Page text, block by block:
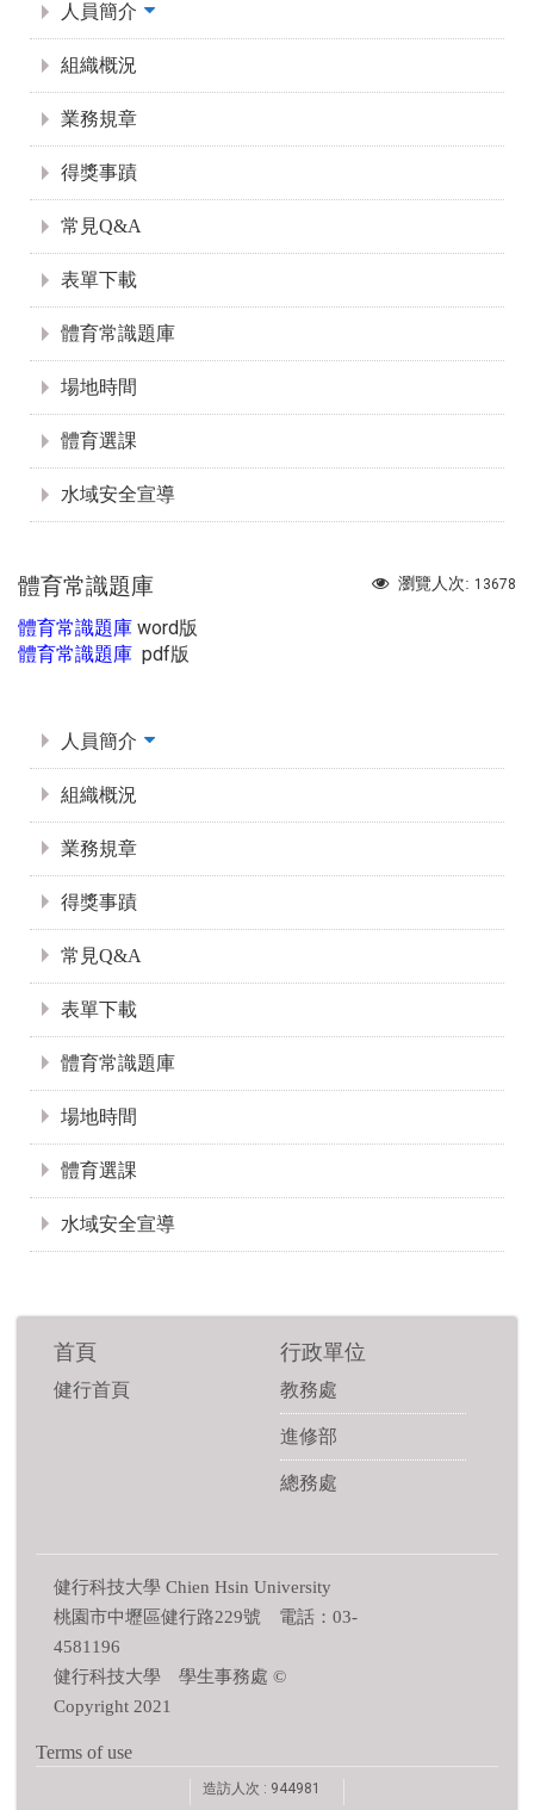
人員簡介
組織概況
業務規章
得獎事蹟
常見Q&A
表單下載
體育常識題庫
場地時間
體育選課
水域安全宣導
瀏覽人次: 13678
體育常識題庫
體育常識題庫 word版
體育常識題庫 pdf版
人員簡介
組織概況
業務規章
得獎事蹟
常見Q&A
表單下載
體育常識題庫
場地時間
體育選課
水域安全宣導
首頁
健行首頁
行政單位
教務處
進修部
總務處
健行科技大學 Chien Hsin University
桃園市中壢區健行路229號 電話：03-
4581196
健行科技大學 學生事務處 ©
Copyright 2021
Terms of use
造訪人次 : 944981